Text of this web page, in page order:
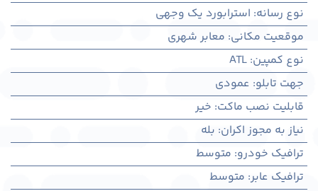
نوع رسانه: استرابورد یک وجهی
موقعیت مکانی: معابر شهری
نوع کمپین:
ATL
جهت تابلو: عمودی
قابلیت نصب ماکت: خیر
نیاز به مجوز اکران: بله
ترافیک خودرو: متوسط
ترافیک عابر: متوسط